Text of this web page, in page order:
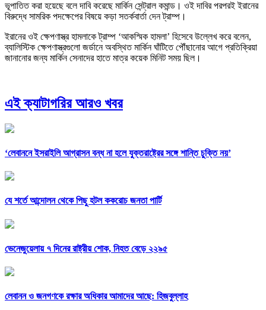
ভূপাতিত করা হয়েছে বলে দাবি করেছে মার্কিন সেন্ট্রাল কমান্ড। ওই দাবির পরপরই ইরানের
বিরুদ্ধে সামরিক পদক্ষেপের বিষয়ে কড়া সতর্কবার্তা দেন ট্রাম্প।
ইরানের ওই ক্ষেপণাস্ত্র হামলাকে ট্রাম্প ‘আকস্মিক হামলা’ হিসেবে উল্লেখ করে বলেন,
ব্যালিস্টিক ক্ষেপণাস্ত্রগুলো জর্ডানে অবস্থিত মার্কিন ঘাঁটিতে পৌঁছানোর আগে প্রতিক্রিয়া
জানানোর জন্য মার্কিন সেনাদের হাতে মাত্র কয়েক মিনিট সময় ছিল।
এই ক্যাটাগরির আরও খবর
‘লেবাননে ইসরাইলি আগ্রাসন বন্ধ না হলে যুক্তরাষ্ট্রের সঙ্গে শান্তি চুক্তি নয়’
যে শর্তে আন্দোলন থেকে পিছু হটল ককরোচ জনতা পার্টি
ভেনেজুয়েলায় ৭ দিনের রাষ্ট্রীয় শোক, নিহত বেড়ে ২২৯৫
লেবানন ও জনগণকে রক্ষার অধিকার আমাদের আছে: হিজবুল্লাহ